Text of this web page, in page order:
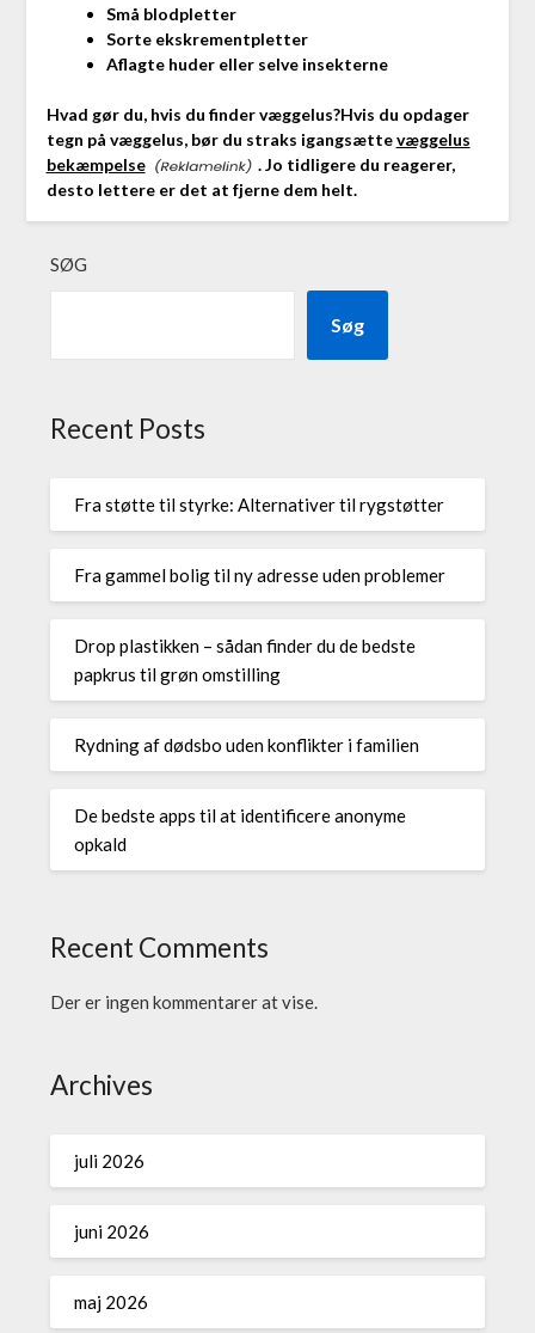
Små blodpletter
Sorte ekskrementpletter
Aflagte huder eller selve insekterne
Hvad gør du, hvis du finder væggelus?Hvis du opdager
tegn på væggelus, bør du straks igangsættevæggelus
bekæmpelse
. Jo tidligere du reagerer,
desto lettere er det at fjerne dem helt.
SØG
Søg
Recent Posts
Fra støtte til styrke: Alternativer til rygstøtter
Fra gammel bolig til ny adresse uden problemer
Drop plastikken – sådan finder du de bedste
papkrus til grøn omstilling
Rydning af dødsbo uden konflikter i familien
De bedste apps til at identificere anonyme
opkald
Recent Comments
Der er ingen kommentarer at vise.
Archives
juli 2026
juni 2026
maj 2026